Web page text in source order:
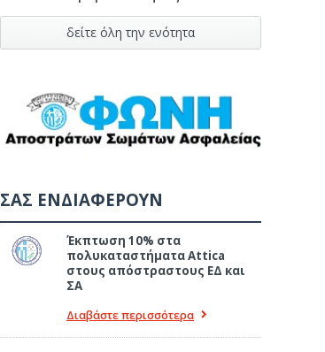
δείτε όλη την ενότητα
ΣΑΣ ΕΝΔΙΑΦΕΡΟΥΝ
Έκπτωση 10% στα
πολυκαταστήματα Attica
στους απόστραστους ΕΔ και
ΣΑ
Διαβάστε περισσότερα